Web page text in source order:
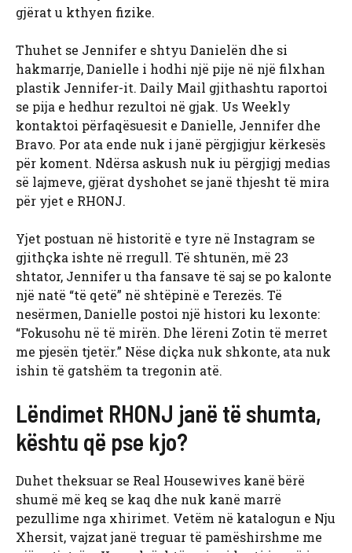
gjërat u kthyen fizike.
Thuhet se Jennifer e shtyu Danielën dhe si
hakmarrje, Danielle i hodhi një pije në një filxhan
plastik Jennifer-it. Daily Mail gjithashtu raportoi
se pija e hedhur rezultoi në gjak. Us Weekly
kontaktoi përfaqësuesit e Danielle, Jennifer dhe
Bravo. Por ata ende nuk i janë përgjigjur kërkesës
për koment. Ndërsa askush nuk iu përgjigj medias
së lajmeve, gjërat dyshohet se janë thjesht të mira
për yjet e RHONJ.
Yjet postuan në historitë e tyre në Instagram se
gjithçka ishte në rregull. Të shtunën, më 23
shtator, Jennifer u tha fansave të saj se po kalonte
një natë “të qetë” në shtëpinë e Terezës. Të
nesërmen, Danielle postoi një histori ku lexonte:
“Fokusohu në të mirën. Dhe lëreni Zotin të merret
me pjesën tjetër.” Nëse diçka nuk shkonte, ata nuk
ishin të gatshëm ta tregonin atë.
Lëndimet RHONJ janë të shumta,
kështu që pse kjo?
Duhet theksuar se Real Housewives kanë bërë
shumë më keq se kaq dhe nuk kanë marrë
pezullime nga xhirimet. Vetëm në katalogun e Nju
Xhersit, vajzat janë treguar të pamëshirshme me